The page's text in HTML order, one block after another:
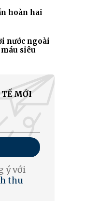
hoàn hai
nước ngoài
siêu
MỚI
ý với
thu